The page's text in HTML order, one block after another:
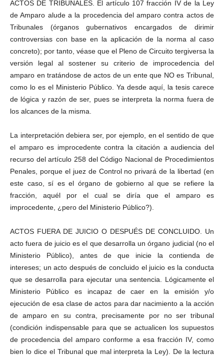
ACTOS DE TRIBUNALES. El artículo 107 fracción IV de la Ley
de Amparo alude a la procedencia del amparo contra actos de
Tribunales (órganos gubernativos encargados de dirimir
controversias con base en la aplicación de la norma al caso
concreto); por tanto, véase que el Pleno de Circuito tergiversa la
versión legal al sostener su criterio de improcedencia del
amparo en tratándose de actos de un ente que NO es Tribunal,
como lo es el Ministerio Público. Ya desde aquí, la tesis carece
de lógica y razón de ser, pues se interpreta la norma fuera de
los alcances de la misma.
La interpretación debiera ser, por ejemplo, en el sentido de que
el amparo es improcedente contra la citación a audiencia del
recurso del artículo 258 del Código Nacional de Procedimientos
Penales, porque el juez de Control no privará de la libertad (en
este caso, sí es el órgano de gobierno al que se refiere la
fracción, aquél por el cual se diría que el amparo es
improcedente, ¿pero del Ministerio Público?).
ACTOS FUERA DE JUICIO O DESPUÉS DE CONCLUIDO. Un
acto fuera de juicio es el que desarrolla un órgano judicial (no el
Ministerio Público), antes de que inicie la contienda de
intereses; un acto después de concluido el juicio es la conducta
que se desarrolla para ejecutar una sentencia. Lógicamente el
Ministerio Público es incapaz de caer en la emisión y/o
ejecución de esa clase de actos para dar nacimiento a la acción
de amparo en su contra, precisamente por no ser tribunal
(condición indispensable para que se actualicen los supuestos
de procedencia del amparo conforme a esa fracción IV, como
bien lo dice el Tribunal que mal interpreta la Ley). De la lectura